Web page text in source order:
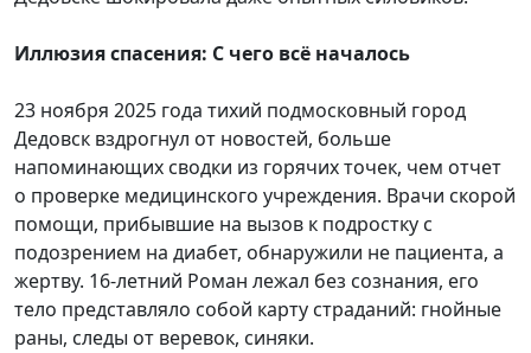
Иллюзия спасения: С чего всё началось
23 ноября 2025 года тихий подмосковный город
Дедовск вздрогнул от новостей, больше
напоминающих сводки из горячих точек, чем отчет
о проверке медицинского учреждения. Врачи скорой
помощи, прибывшие на вызов к подростку с
подозрением на диабет, обнаружили не пациента, а
жертву. 16-летний Роман лежал без сознания, его
тело представляло собой карту страданий: гнойные
раны, следы от веревок, синяки.